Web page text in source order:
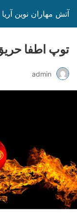
آتش مهاران نوین آریا
توپ اطفا
admin